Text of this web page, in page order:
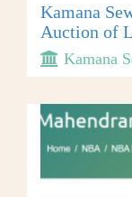
Kamana
Auction of
Kamana